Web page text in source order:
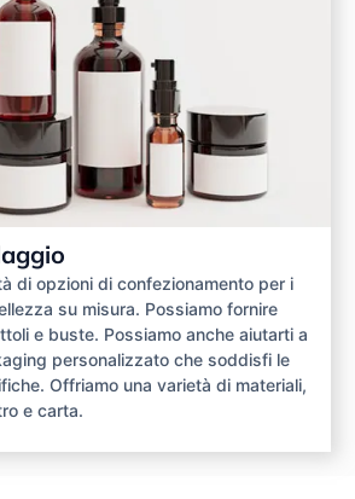
di opzioni di confezionamento per i
su misura. Possiamo fornire
e buste. Possiamo anche aiutarti a
personalizzato che soddisfi le
Offriamo una varietà di materiali,
e carta.